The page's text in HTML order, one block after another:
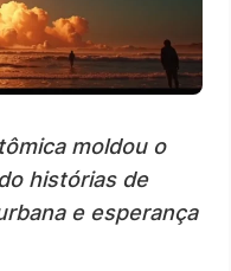
moldou o
histórias de
e esperança